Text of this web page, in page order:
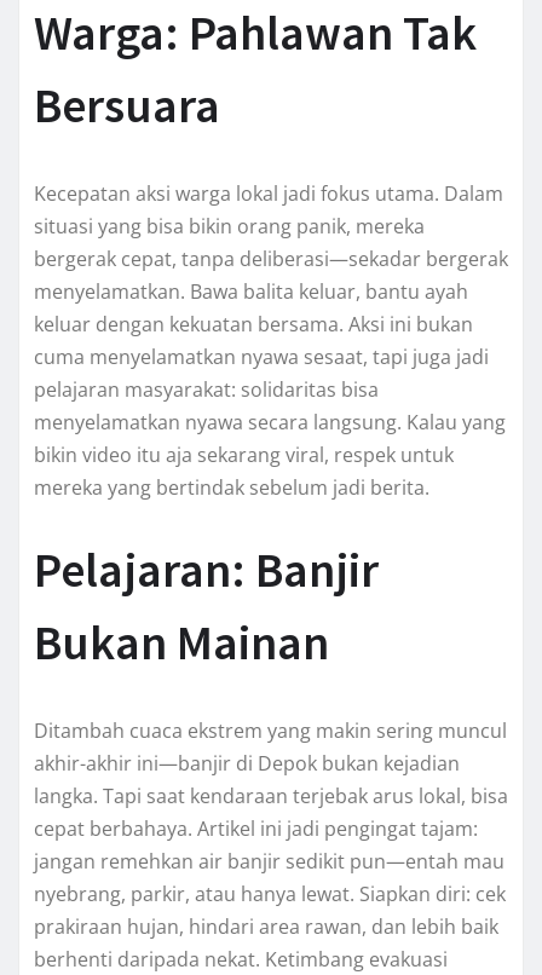
Warga: Pahlawan Tak
Bersuara
Kecepatan aksi warga lokal jadi fokus utama. Dalam
situasi yang bisa bikin orang panik, mereka
bergerak cepat, tanpa deliberasi—sekadar bergerak
menyelamatkan. Bawa balita keluar, bantu ayah
keluar dengan kekuatan bersama. Aksi ini bukan
cuma menyelamatkan nyawa sesaat, tapi juga jadi
pelajaran masyarakat: solidaritas bisa
menyelamatkan nyawa secara langsung. Kalau yang
bikin video itu aja sekarang viral, respek untuk
mereka yang bertindak sebelum jadi berita.
Pelajaran: Banjir
Bukan Mainan
Ditambah cuaca ekstrem yang makin sering muncul
akhir-akhir ini—banjir di Depok bukan kejadian
langka. Tapi saat kendaraan terjebak arus lokal, bisa
cepat berbahaya. Artikel ini jadi pengingat tajam:
jangan remehkan air banjir sedikit pun—entah mau
nyebrang, parkir, atau hanya lewat. Siapkan diri: cek
prakiraan hujan, hindari area rawan, dan lebih baik
berhenti daripada nekat. Ketimbang evakuasi